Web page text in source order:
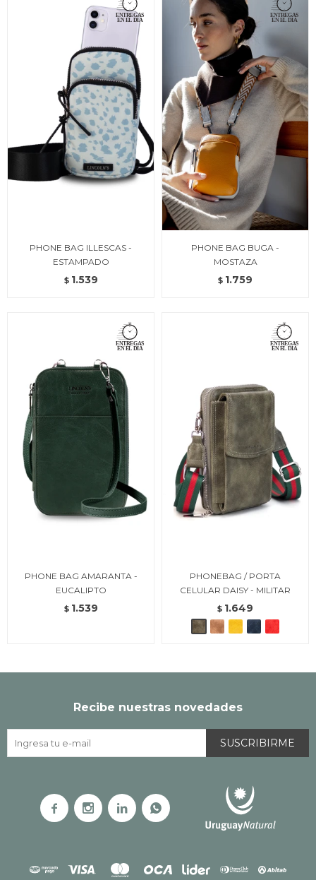
PHONE BAG ILLESCAS -
ESTAMPADO
$ 1.539
PHONE BAG BUGA -
MOSTAZA
$ 1.759
PHONE BAG AMARANTA -
EUCALIPTO
$ 1.539
PHONEBAG / PORTA
CELULAR DAISY - MILITAR
$ 1.649
Recibe nuestras novedades
SUSCRIBIRME
   